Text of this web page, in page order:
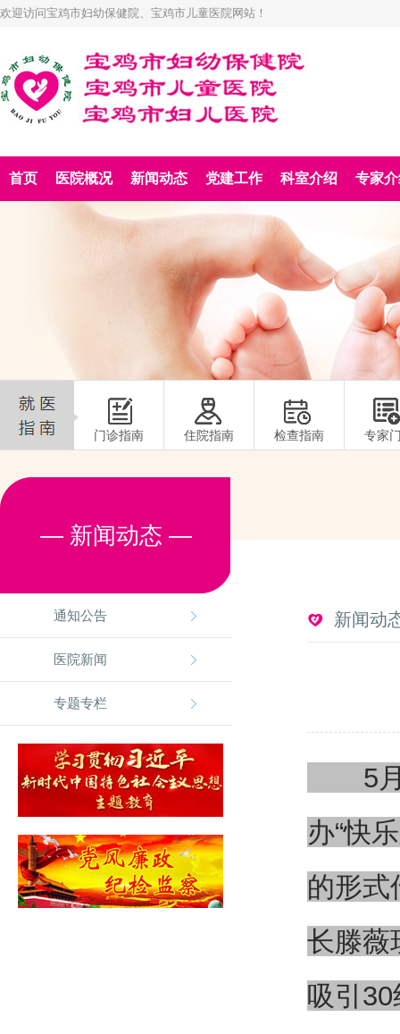
欢迎访问宝鸡市妇幼保健院、宝鸡市儿童医院网站！
首页 医院概况 新闻动态 党建工作 科室介绍 专家
门诊指南 住院指南 检查指南 专家
— 新闻动态 —
通知公告
医院新闻
专题专栏
新闻动
5月
办“快
的形式
长滕薇
吸引